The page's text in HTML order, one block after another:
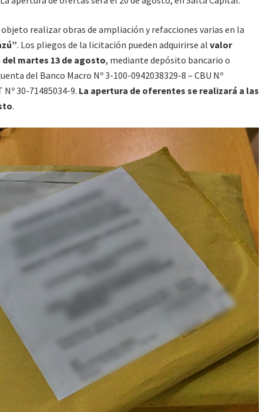
realizar obras de ampliación y refacciones varias en la
. Los pliegos de la licitación pueden adquirirse al valor
del martes 13 de agosto, mediante depósito bancario o
del Banco Macro Nº 3-100-0942038329-8 – CBU Nº
Nº 30-71485034-9. La apertura de oferentes se realizará a las
.